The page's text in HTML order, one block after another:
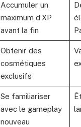
Accumuler un
maximum d’XP
avant la fin
Obtenir des
cosmétiques
exclusifs
Se familiariser
avec le gameplay
nouveau